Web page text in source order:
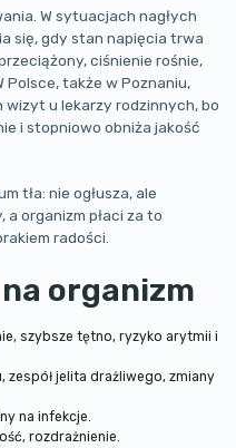
W sytuacjach nagłych
się, gdy stan napięcia trwa
ciśnienie rośnie,
Polsce, także w Poznaniu,
u lekarzy rodzinnych, bo
i stopniowo obniża jakość
tła: nie ogłusza, ale
a organizm płaci za to
radości.
organizm
szybsze tętno, ryzyko arytmii i
zespół jelita drażliwego, zmiany
na infekcje.
rozdrażnienie.